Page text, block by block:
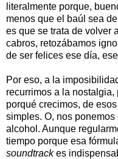
literalmente porque,
menos que el baúl sea
es que se trata de volver
cabros, retozábamos
de ser felices ese día,
Por eso, a la
recurrimos a la nostalgia,
porqué crecimos, de
simples. O, nos
alcohol. Aunque
tiempo porque esa
soundtrackes